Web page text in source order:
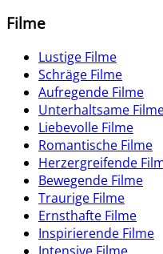
Filme
Lustige Filme
Schräge Filme
Aufregende Filme
Unterhaltsame
Liebevolle Filme
Romantische Filme
Herzergreifende
Bewegende Filme
Traurige Filme
Ernsthafte Filme
Inspirierende Filme
Intensive Filme